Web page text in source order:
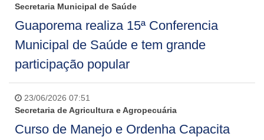
Secretaria Municipal de Saúde
Guaporema realiza 15ª Conferencia
Municipal de Saúde e tem grande
participação popular
23/06/2026 07:51
Secretaria de Agricultura e Agropecuária
Curso de Manejo e Ordenha Capacita